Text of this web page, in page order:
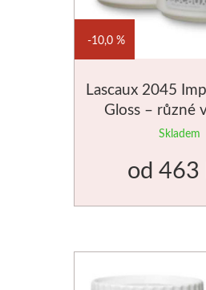
Lascaux 2045
Gloss – různé
Skladem
10,0 %
od 463